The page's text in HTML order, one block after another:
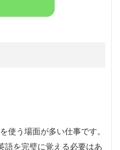
使う場面が多い仕事です。
語を完璧に覚える必要はあ